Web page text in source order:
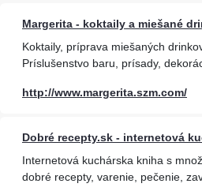
Margerita - koktaily a miešané
Koktaily, príprava miešaných
Príslušenstvo baru, prísady,
http://www.margerita.szm.com/
Dobré recepty.sk - internetová
Internetová kuchárska kniha s
dobré recepty, varenie, pečenie,